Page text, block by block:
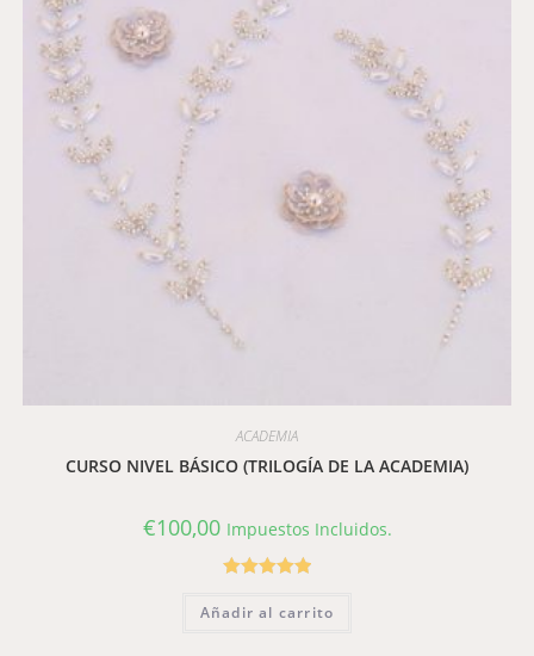
ACADEMIA
CURSO NIVEL BÁSICO (TRILOGÍA DE LA ACADEMIA)
€100,00 Impuestos Incluidos.
5.00de 5
Añadir al carrito